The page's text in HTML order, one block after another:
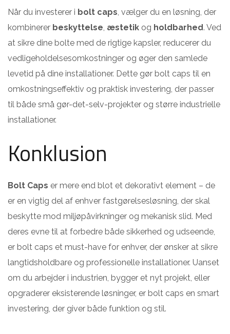
Når du investerer i bolt caps, vælger du en løsning, der
kombinerer beskyttelse, æstetik og holdbarhed. Ved
at sikre dine bolte med de rigtige kapsler, reducerer du
vedligeholdelsesomkostninger og øger den samlede
levetid på dine installationer. Dette gør bolt caps til en
omkostningseffektiv og praktisk investering, der passer
til både små gør-det-selv-projekter og større industrielle
installationer.
Konklusion
Bolt Caps er mere end blot et dekorativt element – de
er en vigtig del af enhver fastgørelsesløsning, der skal
beskytte mod miljøpåvirkninger og mekanisk slid. Med
deres evne til at forbedre både sikkerhed og udseende,
er bolt caps et must-have for enhver, der ønsker at sikre
langtidsholdbare og professionelle installationer. Uanset
om du arbejder i industrien, bygger et nyt projekt, eller
opgraderer eksisterende løsninger, er bolt caps en smart
investering, der giver både funktion og stil.